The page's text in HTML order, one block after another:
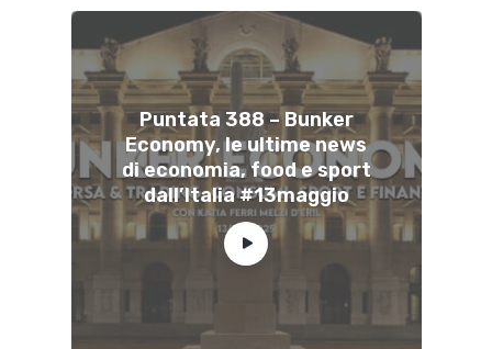
Puntata 388 – Bunker
Economy, le ultime news
di economia, food e sport
dall’Italia #13maggio